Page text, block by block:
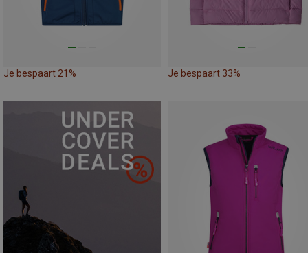
Je bespaart 21% Je bespaart 33%